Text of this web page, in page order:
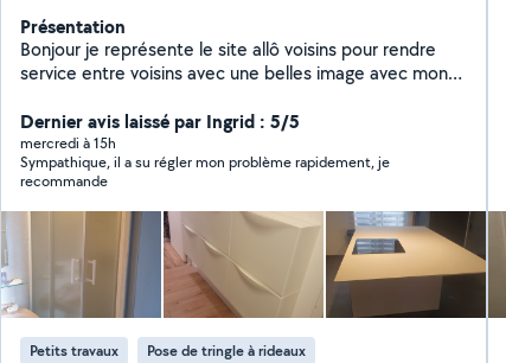
Présentation
Bonjour je représente le site allô voisins pour rendre
service entre voisins avec une belles image avec mon
peint la plomberie l'électricité montage de meubles
montage de cuisine fixation de télé et barre de rideaux
pose étagère pose lino je fais aussi du jardinage Les
commentaires de mais clients vous montre la
satisfaction de mon travail Je reste a votre service
cordialement
Dernier avis laissé par Ingrid : 5/5
mercredi à 15h
Sympathique, il a su régler mon problème rapidement, je
recommande
Petits travaux Pose de tringle à rideaux